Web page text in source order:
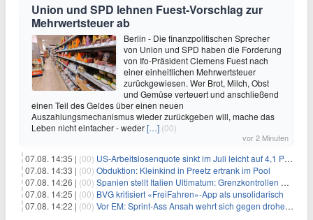
Union und SPD lehnen Fuest-Vorschlag zur
Mehrwertsteuer ab
Berlin - Die finanzpolitischen Sprecher
von Union und SPD haben die Forderung
von Ifo-Präsident Clemens Fuest nach
einer einheitlichen Mehrwertsteuer
zurückgewiesen. Wer Brot, Milch, Obst
und Gemüse verteuert und anschließend
einen Teil des Geldes über einen neuen
Auszahlungsmechanismus wieder zurückgeben will, mache das
Leben nicht einfacher - weder[…] (00)
vor 2 Minuten
07.08. 14:35 | (00) US-Arbeitslosenquote sinkt im Juli leicht auf 4,1 Prozent
07.08. 14:33 | (00) Obduktion: Kleinkind in Preetz ertrank im Pool
07.08. 14:26 | (00) Spanien stellt Italien Ultimatum: Grenzkontrollen beenden
07.08. 14:25 | (00) BVG kritisiert «FreiFahren»-App als unsolidarisch
07.08. 14:22 | (00) Vor EM: Sprint-Ass Ansah wehrt sich gegen drohende Sperre